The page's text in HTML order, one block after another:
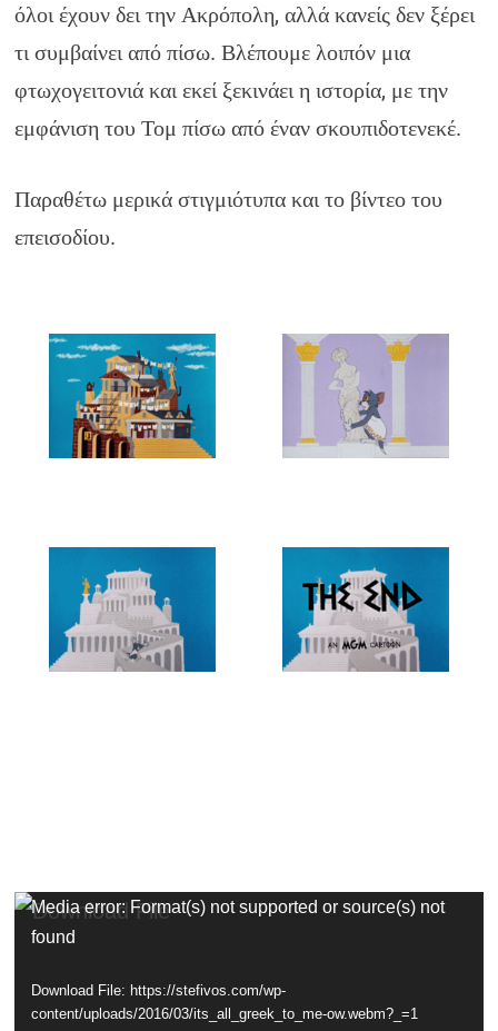
όλοι έχουν δει την Ακρόπολη, αλλά κανείς δεν ξέρει
τι συμβαίνει από πίσω. Βλέπουμε λοιπόν μια
φτωχογειτονιά και εκεί ξεκινάει η ιστορία, με την
εμφάνιση του Τομ πίσω από έναν σκουπιδοτενεκέ.
Παραθέτω μερικά στιγμιότυπα και το βίντεο του
επεισοδίου.
Video
Player
Media error: Format(s) not supported or source(s) not
found
Download File: https://stefivos.com/wp-
content/uploads/2016/03/its_all_greek_to_me-ow.webm?_=1